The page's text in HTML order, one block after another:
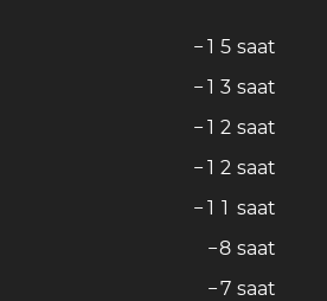
− 1 5 saat
− 1 3 saat
− 1 2 saat
− 1 2 saat
− 1 1 saat
−8 saat
−7 saat